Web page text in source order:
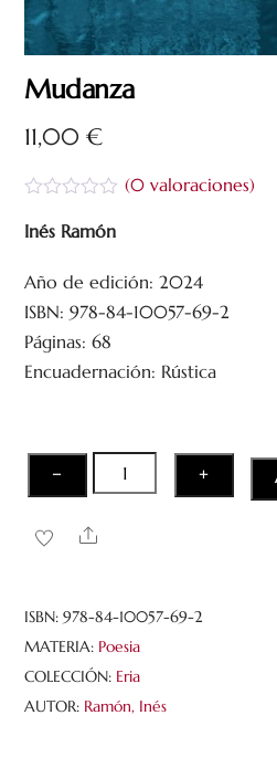
Mudanza
11,00€
a
r
d
o
c
o
5
(0valoraciones)
Inés Ramón
Año de edición: 2024
ISBN: 978-84-10057-69-2
Páginas: 68
Encuadernación: Rústica
−
Mudanza
cantidad
+
Share
ISBN:978-84-10057-69-2
MATERIA: Poesia
COLECCIÓN: Eria
AUTOR: Ramón, Inés